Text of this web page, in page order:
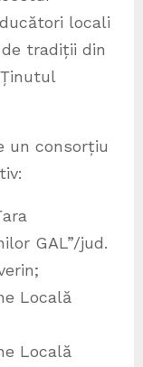
locali
tradiții din
un consorțiu
GAL”/jud.
Locală
Locală